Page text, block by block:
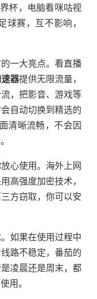
杯，电脑看咪咕视
球赛，互不影响，
一大亮点。看直播
器提供无限流量，
，把影音、游戏等
自动切换到精选的
清晰流畅，不会因
心使用。海外上网
高强度加密技术，
方窃取，你可以安
如果在使用过程中
路不稳定，番茄的
凌晨还是周末，都
用。